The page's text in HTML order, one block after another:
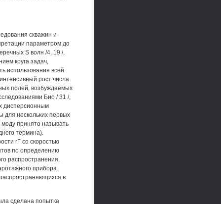
скважин и
параметром до
S волн /4, 19 /.
круга задач,
использования всей
рост числа
полей, возбуждаемых
Био / 31 /,
дисперсионным
для нескольких первых
принято называть
термина).
гГ со скоростью
по определению
распространения,
прибора.
в
сделана попытка